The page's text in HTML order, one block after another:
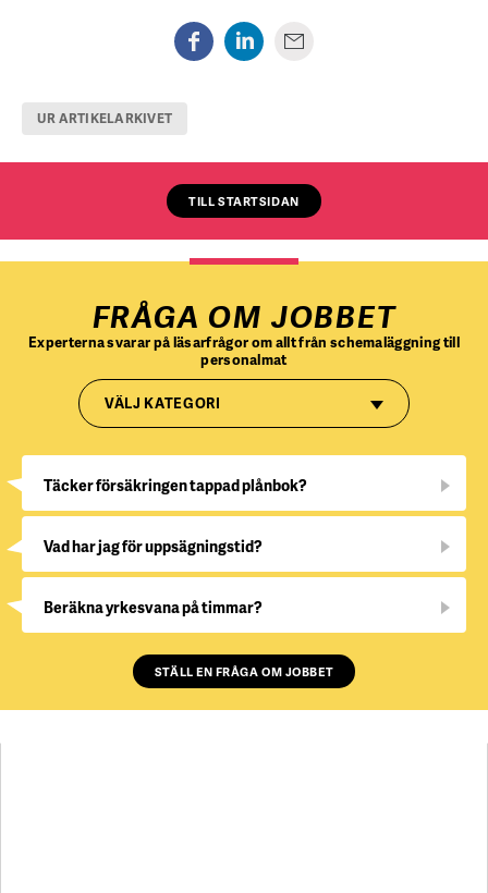
UR ARTIKELARKIVET
TILL STARTSIDAN
FRÅGA OM JOBBET
Experterna svarar på läsarfrågor om allt från schemaläggning till
personalmat
VÄLJ KATEGORI
Täcker försäkringen tappad plånbok?
Vad har jag för uppsägningstid?
Beräkna yrkesvana på timmar?
STÄLL EN FRÅGA OM JOBBET